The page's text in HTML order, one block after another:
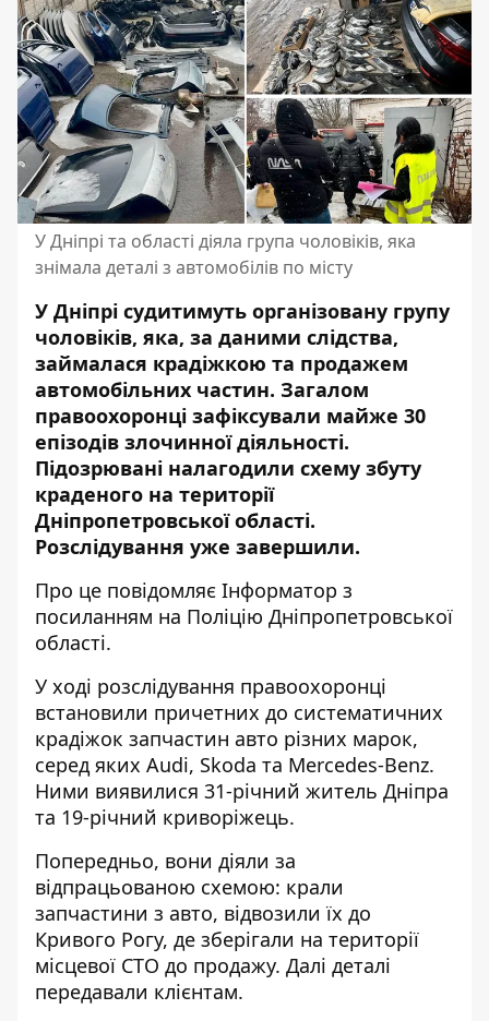
У Дніпрі та області діяла група чоловіків, яка
знімала деталі з автомобілів по місту
У Дніпрі судитимуть організовану групу
чоловіків, яка, за даними слідства,
займалася крадіжкою та продажем
автомобільних частин. Загалом
правоохоронці зафіксували майже 30
епізодів злочинної діяльності.
Підозрювані налагодили схему збуту
краденого на території
Дніпропетровської області.
Розслідування уже завершили.
Про це повідомляє Інформатор з
посиланням на Поліцію Дніпропетровської
області.
У ході розслідування правоохоронці
встановили причетних до систематичних
крадіжок запчастин авто різних марок,
серед яких Audi, Skoda та Mercedes-Benz.
Ними виявилися 31-річний житель Дніпра
та 19-річний криворіжець.
Попередньо, вони діяли за
відпрацьованою схемою: крали
запчастини з авто, відвозили їх до
Кривого Рогу, де зберігали на території
місцевої СТО до продажу. Далі деталі
передавали клієнтам.